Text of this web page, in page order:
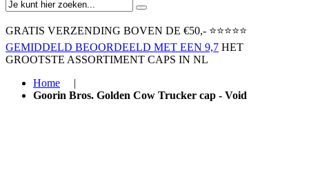
GRATIS VERZENDING BOVEN ​DE €50,-​ ⭐⭐⭐⭐⭐
GEMIDDELD BEOORDEELD MET EEN 9,7 HET
GROOTSTE ASSORTIMENT CAPS IN NL
Home
|
Goorin Bros. Golden Cow Trucker cap - Void